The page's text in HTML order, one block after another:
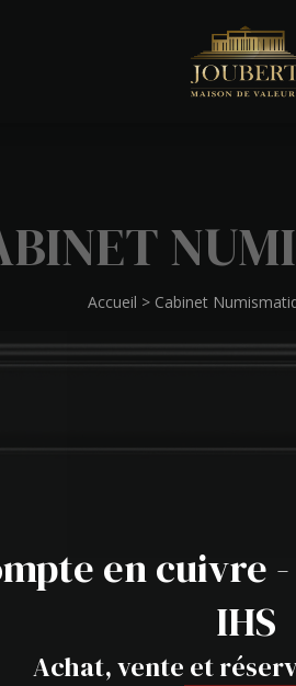
Accueil > Cabinet
en cuivre -
IHS
Achat, vente et